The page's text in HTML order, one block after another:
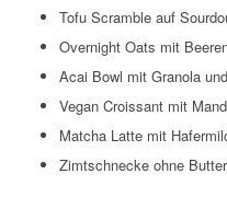
Tofu Scramble auf
Overnight Oats mit
Acai Bowl mit Granola
Vegan Croissant mit
Matcha Latte mit
Zimtschnecke ohne